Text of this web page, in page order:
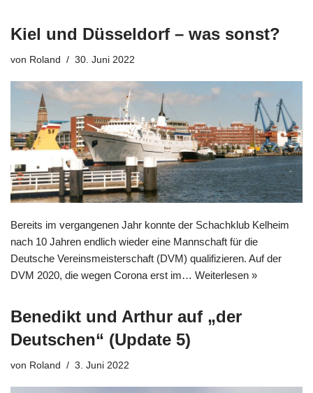
Kiel und Düsseldorf – was sonst?
von Roland 30. Juni 2022
Bereits im vergangenen Jahr konnte der Schachklub Kelheim
nach 10 Jahren endlich wieder eine Mannschaft für die
Deutsche Vereinsmeisterschaft (DVM) qualifizieren. Auf der
DVM 2020, die wegen Corona erst im… Weiterlesen »
Benedikt und Arthur auf „der
Deutschen“ (Update 5)
von Roland 3. Juni 2022